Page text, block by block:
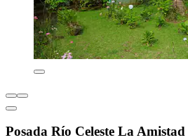
Posada Río Celeste La Amistad